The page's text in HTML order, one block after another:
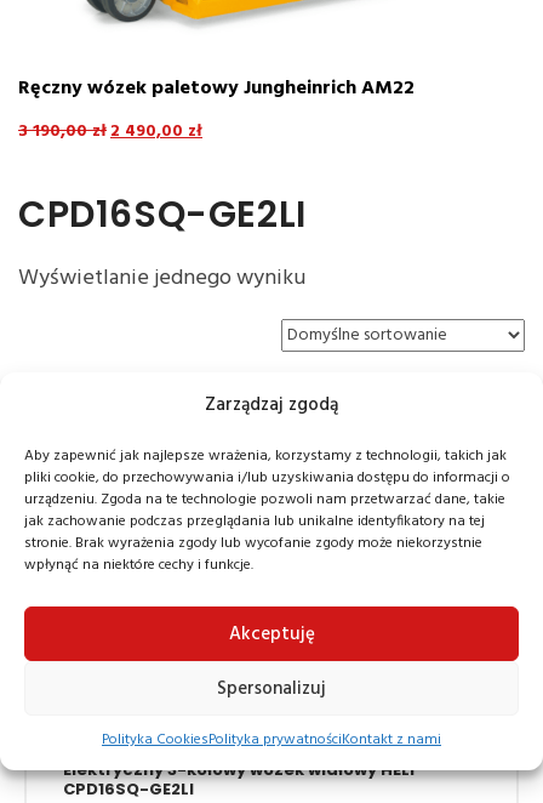
Zarządzaj zgodą
Aby zapewnić jak najlepsze wrażenia, korzystamy z technologii, takich jak
pliki cookie, do przechowywania i/lub uzyskiwania dostępu do informacji o
urządzeniu. Zgoda na te technologie pozwoli nam przetwarzać dane, takie
jak zachowanie podczas przeglądania lub unikalne identyfikatory na tej
stronie. Brak wyrażenia zgody lub wycofanie zgody może niekorzystnie
wpłynąć na niektóre cechy i funkcje.
Akceptuję
Spersonalizuj
Polityka CookiesPolityka prywatnościKontakt z nami
Ręczny wózek paletowy Jungheinrich AM22
3 190,00zł2 490,00zł
CPD16SQ-GE2LI
Wyświetlanie jednego wyniku
Elektryczny 3-kołowy wózek widłowy HELI
CPD16SQ-GE2LI